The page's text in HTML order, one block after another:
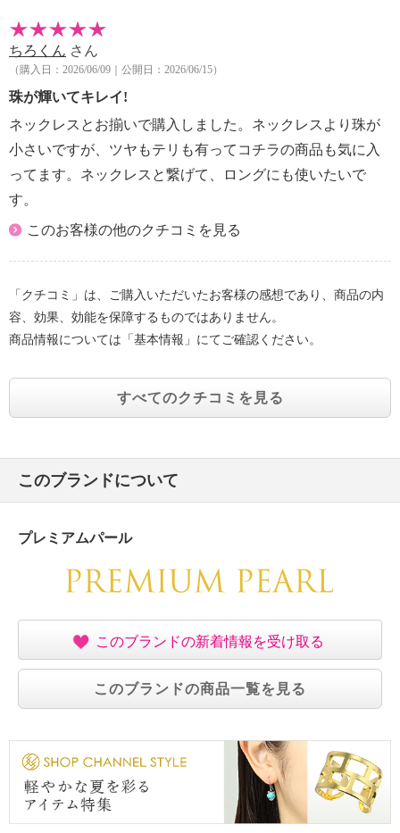
ちろくん さん
（購入日：2026/06/09｜公開日：2026/06/15）
珠が輝いてキレイ!
ネックレスとお揃いで購入しました。ネックレスより珠が
小さいですが、ツヤもテリも有ってコチラの商品も気に入
ってます。ネックレスと繋げて、ロングにも使いたいで
す。
このお客様の他のクチコミを見る
「クチコミ」は、ご購入いただいたお客様の感想であり、商品の内
容、効果、効能を保障するものではありません。
商品情報については「基本情報」にてご確認ください。
すべてのクチコミを見る
このブランドについて
プレミアムパール
このブランドの新着情報を受け取る
このブランドの商品一覧を見る